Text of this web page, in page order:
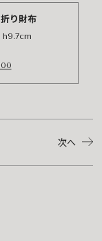
り財布
h9.7cm
次へ